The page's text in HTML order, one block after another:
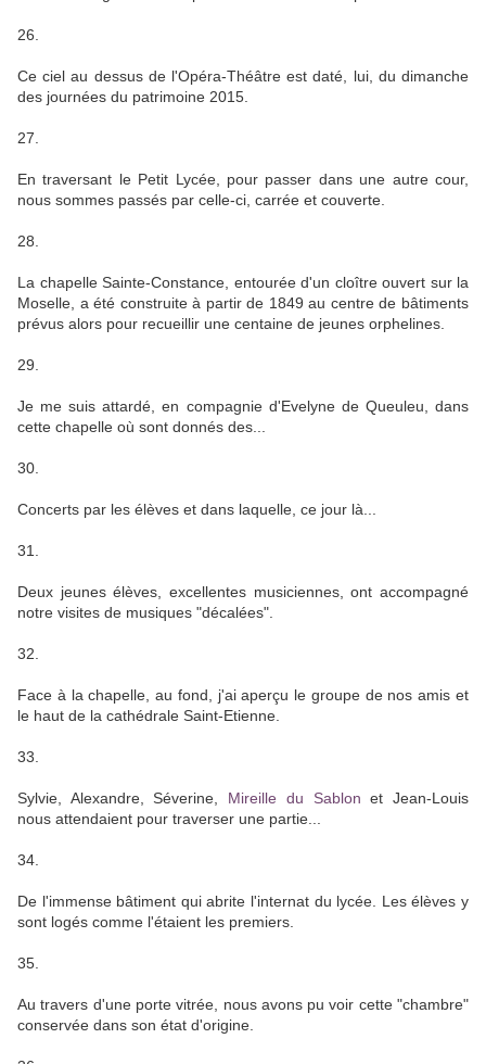
26.
Ce ciel au dessus de l'Opéra-Théâtre est daté, lui, du dimanche
des journées du patrimoine 2015.
27.
En traversant le Petit Lycée, pour passer dans une autre cour,
nous sommes passés par celle-ci, carrée et couverte.
28.
La chapelle Sainte-Constance, entourée d'un cloître ouvert sur la
Moselle, a été construite à partir de 1849 au centre de bâtiments
prévus alors pour recueillir une centaine de jeunes orphelines.
29.
Je me suis attardé, en compagnie d'Evelyne de Queuleu, dans
cette chapelle où sont donnés des...
30.
Concerts par les élèves et dans laquelle, ce jour là...
31.
Deux jeunes élèves, excellentes musiciennes, ont accompagné
notre visites de musiques "décalées".
32.
Face à la chapelle, au fond, j'ai aperçu le groupe de nos amis et
le haut de la cathédrale Saint-Etienne.
33.
Sylvie, Alexandre, Séverine, Mireille du Sablon et Jean-Louis
nous attendaient pour traverser une partie...
34.
De l'immense bâtiment qui abrite l'internat du lycée. Les élèves y
sont logés comme l'étaient les premiers.
35.
Au travers d'une porte vitrée, nous avons pu voir cette "chambre"
conservée dans son état d'origine.